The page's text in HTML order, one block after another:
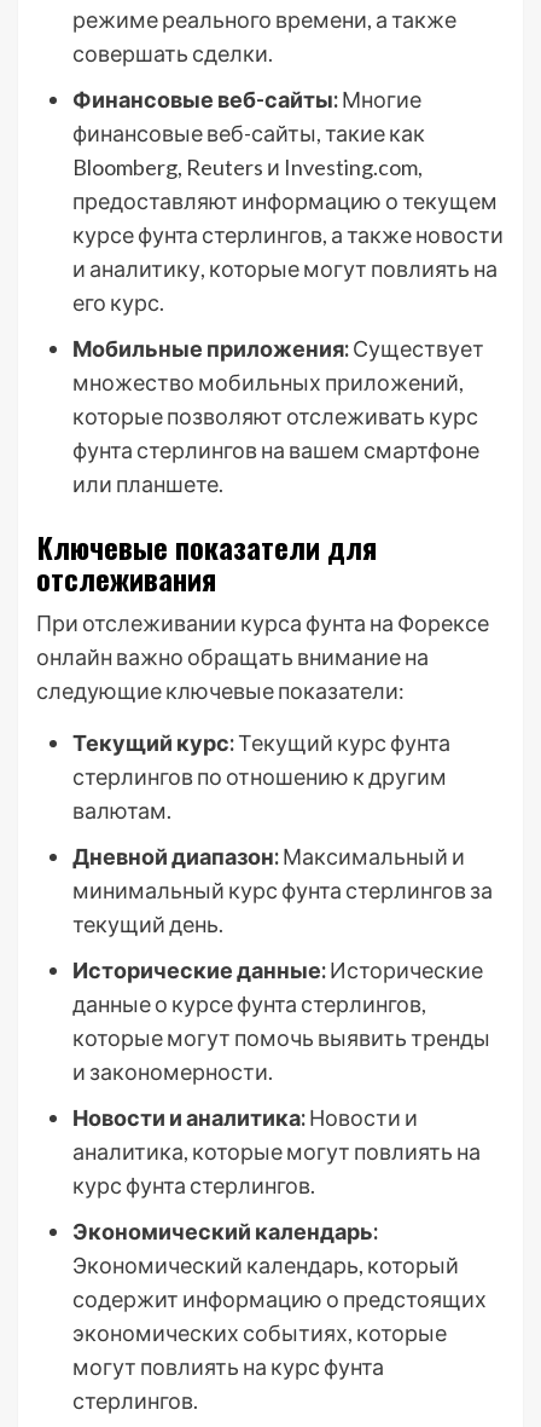
режиме реального времени, а также
совершать сделки.
Финансовые веб-сайты:Многие
финансовые веб-сайты, такие как
Bloomberg, Reuters и Investing.com,
предоставляют информацию о текущем
курсе фунта стерлингов, а также новости
и аналитику, которые могут повлиять на
его курс.
Мобильные приложения:Существует
множество мобильных приложений,
которые позволяют отслеживать курс
фунта стерлингов на вашем смартфоне
или планшете.
Ключевые показатели для
отслеживания
При отслеживании курса фунта на Форексе
онлайн важно обращать внимание на
следующие ключевые показатели:
Текущий курс:Текущий курс фунта
стерлингов по отношению к другим
валютам.
Дневной диапазон:Максимальный и
минимальный курс фунта стерлингов за
текущий день.
Исторические данные:Исторические
данные о курсе фунта стерлингов,
которые могут помочь выявить тренды
и закономерности.
Новости и аналитика:Новости и
аналитика, которые могут повлиять на
курс фунта стерлингов.
Экономический календарь:
Экономический календарь, который
содержит информацию о предстоящих
экономических событиях, которые
могут повлиять на курс фунта
стерлингов.